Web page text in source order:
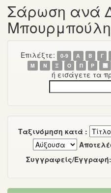
Σάρωση ανά
Επιλέξτε: 0-9 Α Β Γ
Μ
Ν Ξ Ο Π Ρ ΢
ή εισάγετε τα
Ταξινόμηση κατά :
Συγγραφείς/Εγγραφή: